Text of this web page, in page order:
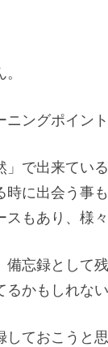
ングポイン
で出来てい
に出会う事
もあり、様々
忘録として
かもしれない
ておこうと